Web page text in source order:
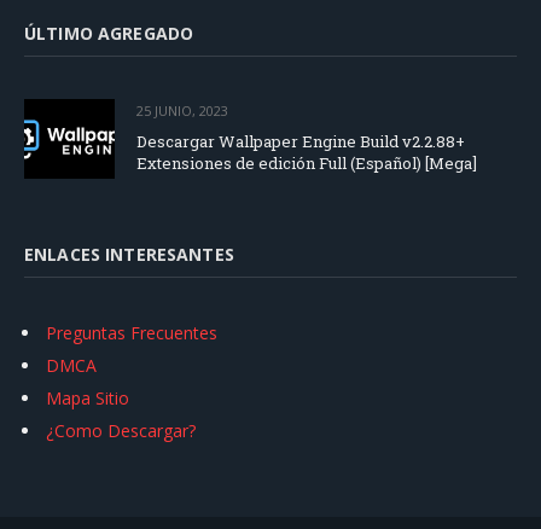
ÚLTIMO AGREGADO
25 JUNIO, 2023
Descargar Wallpaper Engine Build v2.2.88+
Extensiones de edición Full (Español) [Mega]
ENLACES INTERESANTES
Preguntas Frecuentes
DMCA
Mapa Sitio
¿Como Descargar?